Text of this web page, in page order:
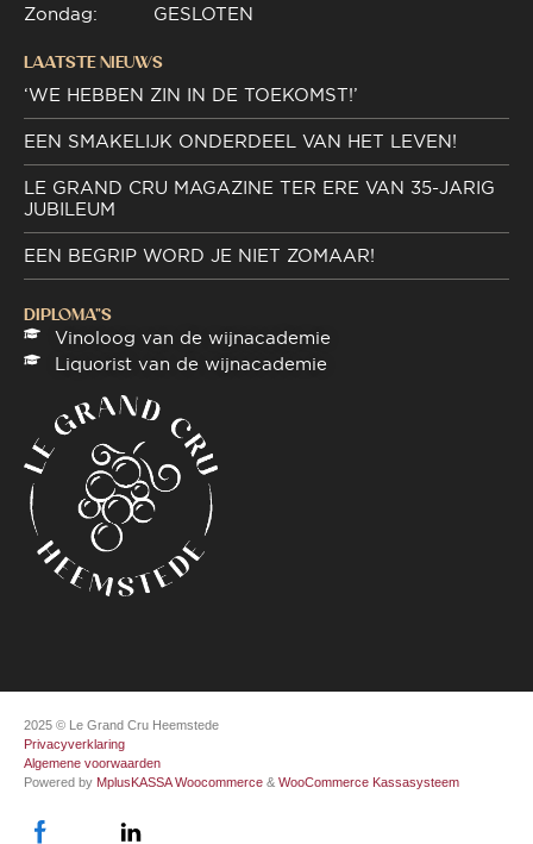
Zondag:
GESLOTEN
LAATSTE NIEUWS
‘WE HEBBEN ZIN IN DE TOEKOMST!’
EEN SMAKELIJK ONDERDEEL VAN HET LEVEN!
LE GRAND CRU MAGAZINE TER ERE VAN 35-JARIG
JUBILEUM
EEN BEGRIP WORD JE NIET ZOMAAR!
DIPLOMA"S
Vinoloog van de wijnacademie
Liquorist van de wijnacademie
2025 © Le Grand Cru Heemstede
Privacyverklaring
Algemene voorwaarden
Powered by MplusKASSA Woocommerce & WooCommerce Kassasysteem